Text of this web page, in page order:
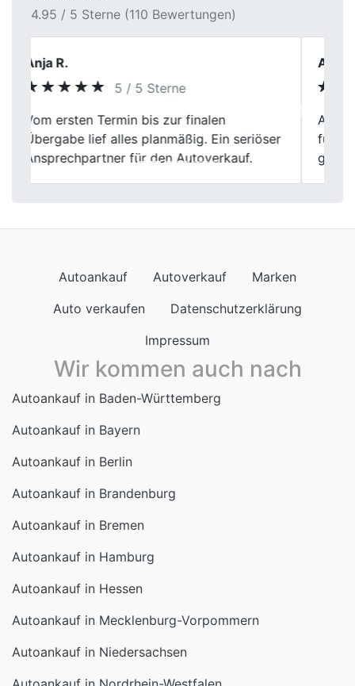
4.95 / 5 Sterne (110 Bewertungen)
Andreas W.
5 / 5 Sterne
Alles lief ohne Hektik ab. Man hatte Zeit
für Rückfragen und wurde ernst
genommen.
Previous Next
Autoankauf Autoverkauf
Marken
Auto verkaufen
Datenschutzerklärung
Impressum
Wir kommen auch nach
Autoankauf in Baden-Württemberg
Autoankauf in Bayern
Autoankauf in Berlin
Autoankauf in Brandenburg
Autoankauf in Bremen
Autoankauf in Hamburg
Autoankauf in Hessen
Autoankauf in Mecklenburg-Vorpommern
Autoankauf in Niedersachsen